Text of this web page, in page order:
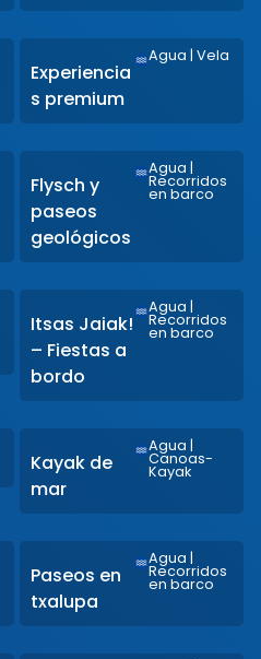
Experiencia
s premium
Agua | Vela
Flysch y
paseos
geológicos
Agua |
Recorridos
en barco
Itsas Jaiak!
– Fiestas a
bordo
Agua |
Recorridos
en barco
Kayak de
mar
Agua |
Canoas-
Kayak
Paseos en
txalupa
Agua |
Recorridos
en barco